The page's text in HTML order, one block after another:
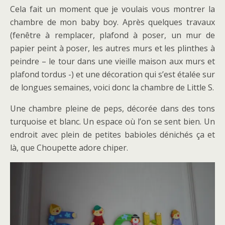
Cela fait un moment que je voulais vous montrer la
chambre de mon baby boy. Après quelques travaux
(fenêtre à remplacer, plafond à poser, un mur de
papier peint à poser, les autres murs et les plinthes à
peindre – le tour dans une vieille maison aux murs et
plafond tordus -) et une décoration qui s’est étalée sur
de longues semaines, voici donc la chambre de Little S.
Une chambre pleine de peps, décorée dans des tons
turquoise et blanc. Un espace où l’on se sent bien. Un
endroit avec plein de petites babioles dénichés ça et
là, que Choupette adore chiper.